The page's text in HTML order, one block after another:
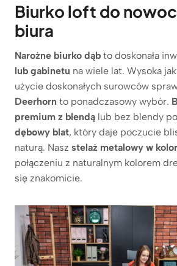
Biurko loft do
biura
Narożne biurko dąb to doskonała
lub gabinetu na wiele lat. Wysoka
użycie doskonałych surowców
Deerhorn to ponadczasowy wybór.
premium z blendą lub bez blendy
dębowy blat, który daje poczucie
naturą. Nasz stelaż metalowy w
połączeniu z naturalnym kolorem
się znakomicie.